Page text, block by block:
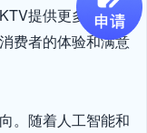
提供更多的财务
费者的体验和满意
。随着人工智能和